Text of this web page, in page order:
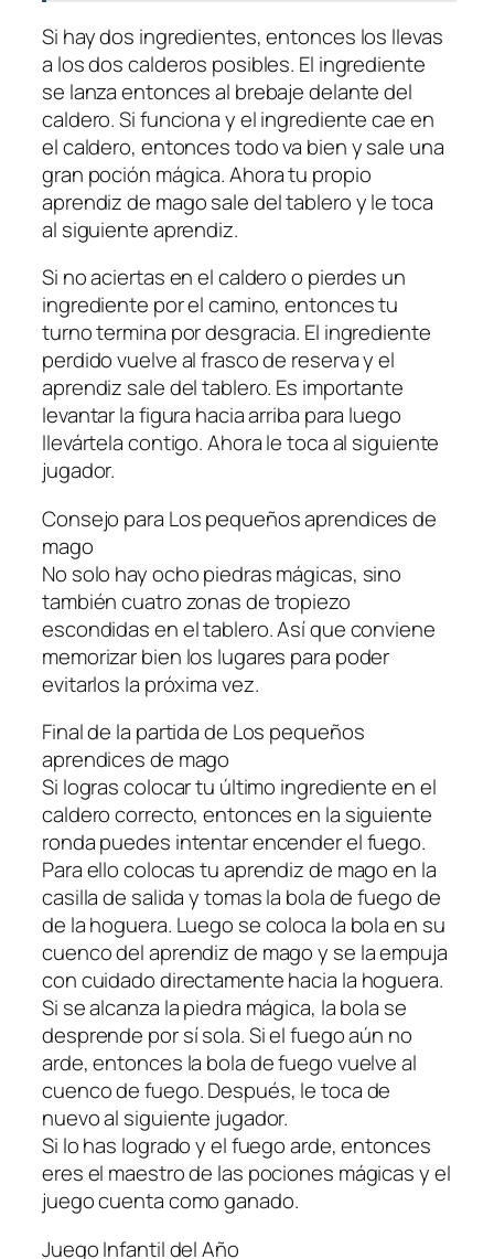
Si hay dos ingredientes, entonces los llevas
a los dos calderos posibles. El ingrediente
se lanza entonces al brebaje delante del
caldero. Si funciona y el ingrediente cae en
el caldero, entonces todo va bien y sale una
gran poción mágica. Ahora tu propio
aprendiz de mago sale del tablero y le toca
al siguiente aprendiz.
Si no aciertas en el caldero o pierdes un
ingrediente por el camino, entonces tu
turno termina por desgracia. El ingrediente
perdido vuelve al frasco de reserva y el
aprendiz sale del tablero. Es importante
levantar la figura hacia arriba para luego
llevártela contigo. Ahora le toca al siguiente
jugador.
Consejo para Los pequeños aprendices de
mago
No solo hay ocho piedras mágicas, sino
también cuatro zonas de tropiezo
escondidas en el tablero. Así que conviene
memorizar bien los lugares para poder
evitarlos la próxima vez.
Final de la partida de Los pequeños
aprendices de mago
Si logras colocar tu último ingrediente en el
caldero correcto, entonces en la siguiente
ronda puedes intentar encender el fuego.
Para ello colocas tu aprendiz de mago en la
casilla de salida y tomas la bola de fuego de
de la hoguera. Luego se coloca la bola en su
cuenco del aprendiz de mago y se la empuja
con cuidado directamente hacia la hoguera.
Si se alcanza la piedra mágica, la bola se
desprende por sí sola. Si el fuego aún no
arde, entonces la bola de fuego vuelve al
cuenco de fuego. Después, le toca de
nuevo al siguiente jugador.
Si lo has logrado y el fuego arde, entonces
eres el maestro de las pociones mágicas y el
juego cuenta como ganado.
Juego Infantil del Año